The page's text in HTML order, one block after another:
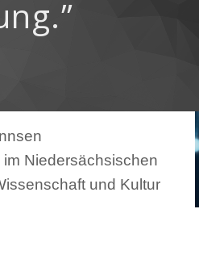
Niedersächsischen
und Kultur